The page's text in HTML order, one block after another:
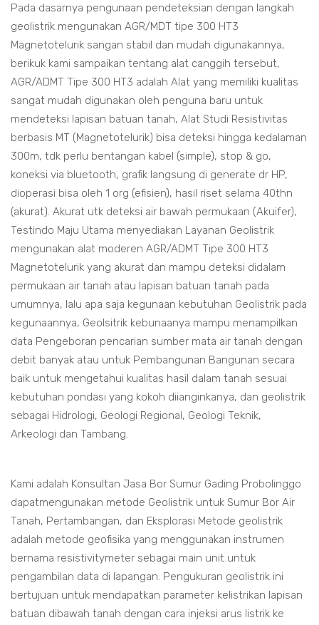
Pada dasarnya pengunaan pendeteksian dengan langkah
geolistrik mengunakan AGR/MDT tipe 300 HT3
Magnetotelurik sangan stabil dan mudah digunakannya,
berikuk kami sampaikan tentang alat canggih tersebut,
AGR/ADMT Tipe 300 HT3 adalah Alat yang memiliki kualitas
sangat mudah digunakan oleh penguna baru untuk
mendeteksi lapisan batuan tanah, Alat Studi Resistivitas
berbasis MT (Magnetotelurik) bisa deteksi hingga kedalaman
300m, tdk perlu bentangan kabel (simple), stop & go,
koneksi via bluetooth, grafik langsung di generate dr HP,
dioperasi bisa oleh 1 org (efisien), hasil riset selama 40thn
(akurat). Akurat utk deteksi air bawah permukaan (Akuifer),
Testindo Maju Utama menyediakan Layanan Geolistrik
mengunakan alat moderen AGR/ADMT Tipe 300 HT3
Magnetotelurik yang akurat dan mampu deteksi didalam
permukaan air tanah atau lapisan batuan tanah pada
umumnya, lalu apa saja kegunaan kebutuhan Geolistrik pada
kegunaannya, Geolsitrik kebunaanya mampu menampilkan
data Pengeboran pencarian sumber mata air tanah dengan
debit banyak atau untuk Pembangunan Bangunan secara
baik untuk mengetahui kualitas hasil dalam tanah sesuai
kebutuhan pondasi yang kokoh diianginkanya, dan geolistrik
sebagai Hidrologi, Geologi Regional, Geologi Teknik,
Arkeologi dan Tambang.
Kami adalah Konsultan Jasa Bor Sumur Gading Probolinggo
dapatmengunakan metode Geolistrik untuk Sumur Bor Air
Tanah, Pertambangan, dan Eksplorasi Metode geolistrik
adalah metode geofisika yang menggunakan instrumen
bernama resistivitymeter sebagai main unit untuk
pengambilan data di lapangan. Pengukuran geolistrik ini
bertujuan untuk mendapatkan parameter kelistrikan lapisan
batuan dibawah tanah dengan cara injeksi arus listrik ke